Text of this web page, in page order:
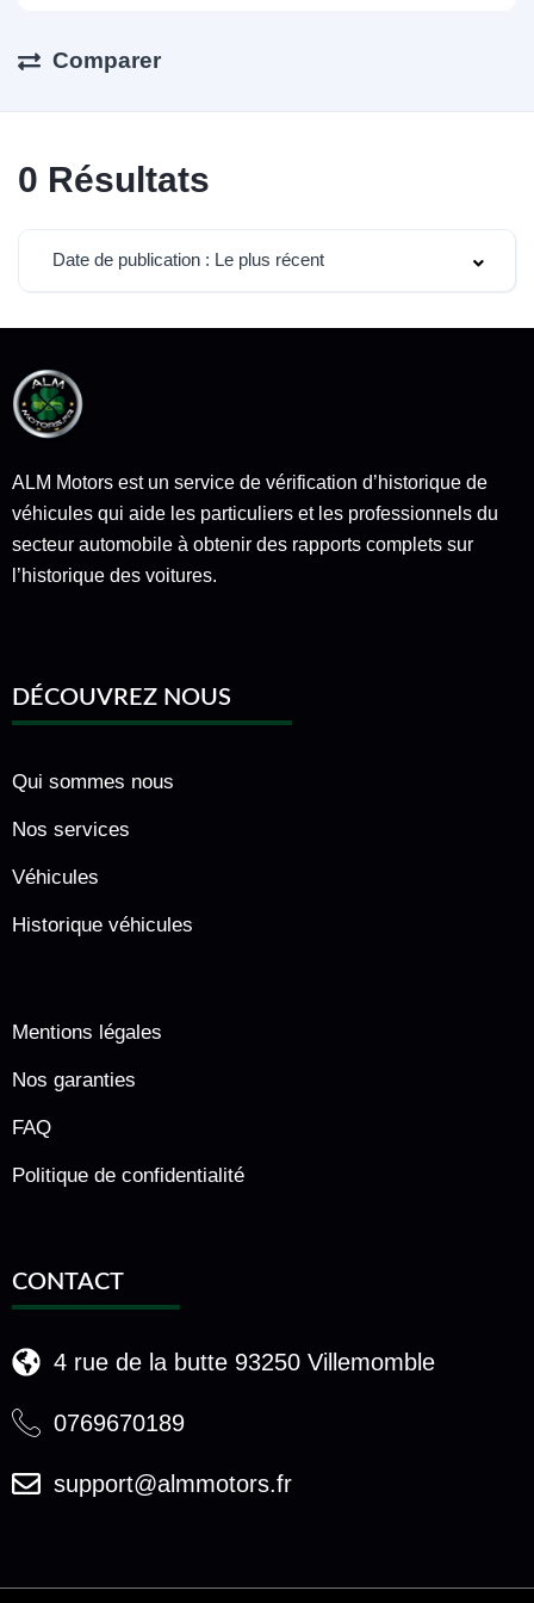
Comparer
0 Résultats
Date de publication : Le plus récent
ALM Motors est un service de vérification d’historique de
véhicules qui aide les particuliers et les professionnels du
secteur automobile à obtenir des rapports complets sur
l’historique des voitures.
DÉCOUVREZ NOUS
Qui sommes nous
Nos services
Véhicules
Historique véhicules
Mentions légales
Nos garanties
FAQ
Politique de confidentialité
CONTACT
4 rue de la butte 93250 Villemomble
0769670189
support@almmotors.fr